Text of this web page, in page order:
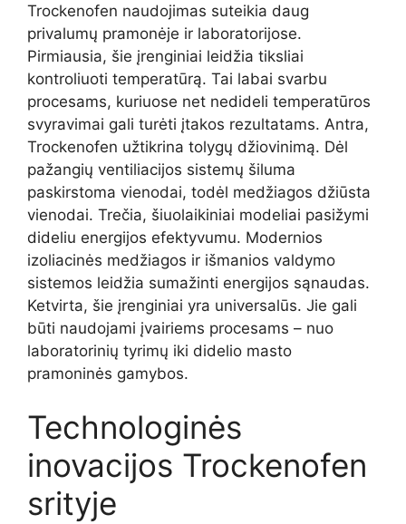
Trockenofen naudojimas suteikia daug
privalumų pramonėje ir laboratorijose.
Pirmiausia, šie įrenginiai leidžia tiksliai
kontroliuoti temperatūrą. Tai labai svarbu
procesams, kuriuose net nedideli temperatūros
svyravimai gali turėti įtakos rezultatams. Antra,
Trockenofen užtikrina tolygų džiovinimą. Dėl
pažangių ventiliacijos sistemų šiluma
paskirstoma vienodai, todėl medžiagos džiūsta
vienodai. Trečia, šiuolaikiniai modeliai pasižymi
dideliu energijos efektyvumu. Modernios
izoliacinės medžiagos ir išmanios valdymo
sistemos leidžia sumažinti energijos sąnaudas.
Ketvirta, šie įrenginiai yra universalūs. Jie gali
būti naudojami įvairiems procesams – nuo
laboratorinių tyrimų iki didelio masto
pramoninės gamybos.
Technologinės
inovacijos Trockenofen
srityje